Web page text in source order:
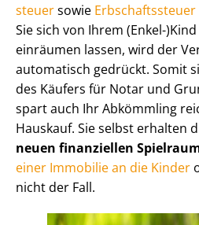
steu­ersowie
Sie sich von Ihrem (Enkel-
einräumen lassen, wird der
automatisch gedrückt. Somit
des Käufers für Notar und
spart auch Ihr Abkömmling
Hauskauf. Sie selbst erhalten
neuen finanziellen
einer Immobilie an die Kinder
nicht der Fall.